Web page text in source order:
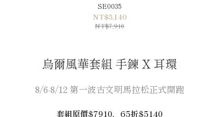
SE0035
NT$5,140
NT$7,910
烏爾風華套組 手鍊 X 耳環
️8/6-8/12 第一波古文明馬拉松正式開跑
套組原價$7910，65折$5140